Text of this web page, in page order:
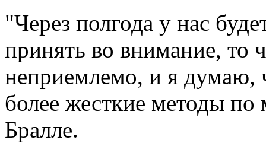
"Через полгода у нас
принять во внимание, то
неприемлемо, и я
более жесткие методы
Бралле.